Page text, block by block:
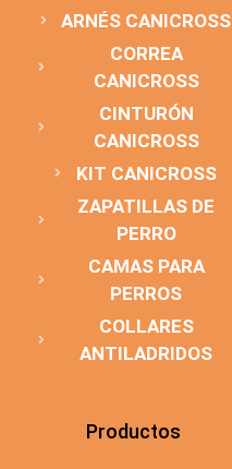
ARNÉS CANICROSS
CORREA
CANICROSS
CINTURÓN
CANICROSS
KIT CANICROSS
ZAPATILLAS DE
PERRO
CAMAS PARA
PERROS
COLLARES
ANTILADRIDOS
Productos